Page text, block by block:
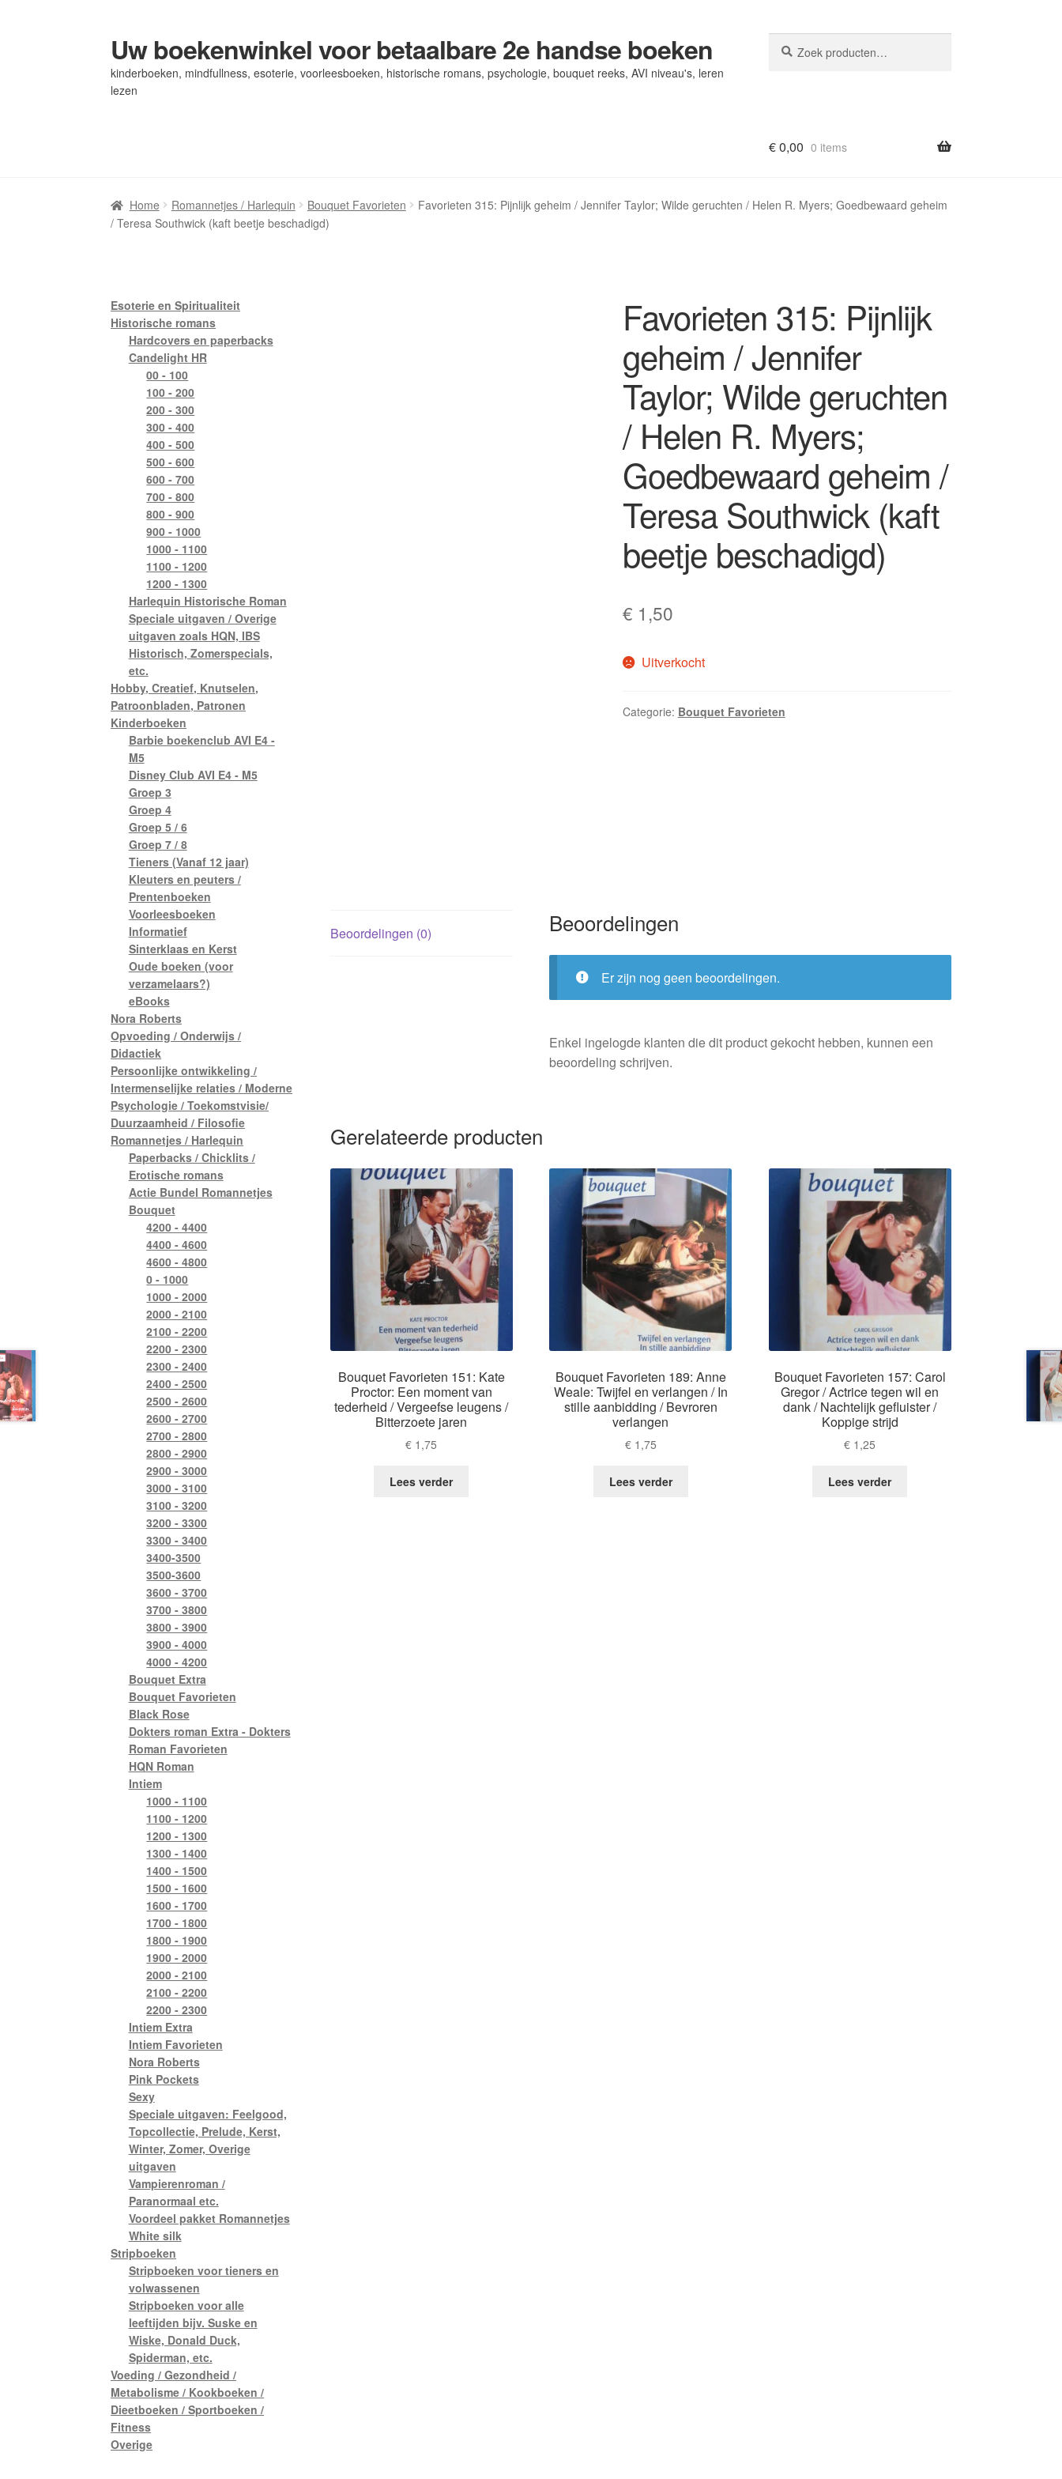
Ga
door
naar
Ga
naar
de
Uw boekenwinkel voor betaalbare 2e handse boeken
kinderboeken, mindfullness, esoterie, voorleesboeken, historische romans, psychologie, bouquet reeks, AVI niveau's, leren
lezen
naar:
€0,00 0 items
Home Romannetjes / Harlequin Bouquet Favorieten
Favorieten 315: Pijnlijk geheim / Jennifer Taylor; Wilde geruchten / Helen R. Myers; Goedbewaard geheim
/ Teresa Southwick (kaft beetje beschadigd)
Favorieten 315: Pijnlijk
geheim / Jennifer
Taylor; Wilde geruchten
/ Helen R. Myers;
Goedbewaard geheim /
Teresa Southwick (kaft
beetje beschadigd)
€ 1,50
Uitverkocht
Categorie: Bouquet Favorieten
Beoordelingen (0) Beoordelingen
Er zijn nog geen beoordelingen.
Enkel ingelogde klanten die dit product gekocht hebben, kunnen een
beoordeling schrijven.
Gerelateerde producten
Bouquet Favorieten 151: Kate
Proctor: Een moment van
tederheid / Vergeefse leugens /
Bitterzoete jaren
€ 1,75
Lees verder
Bouquet Favorieten 189: Anne
Weale: Twijfel en verlangen / In
stille aanbidding / Bevroren
verlangen
€1,75
Lees verder
Bouquet Favorieten 157: Carol
Gregor / Actrice tegen wil en
dank / Nachtelijk gefluister /
Koppige strijd
€ 1,25
Lees verder
Esoterie en Spiritualiteit
Historische romans
Hardcovers en paperbacks
Candelight HR
00 - 100
100 - 200
200 - 300
300 - 400
400 - 500
500 - 600
600 - 700
700 - 800
800 - 900
900 - 1000
1000 - 1100
1100 - 1200
1200 - 1300
Harlequin Historische Roman
Speciale uitgaven / Overige
uitgaven zoals HQN, IBS
Historisch, Zomerspecials,
etc.
Hobby, Creatief, Knutselen,
Patroonbladen, Patronen
Kinderboeken
Barbie boekenclub AVI E4 -
M5
Disney Club AVI E4 - M5
Groep 3
Groep 4
Groep 5 / 6
Groep 7 / 8
Tieners (Vanaf 12 jaar)
Kleuters en peuters /
Prentenboeken
Voorleesboeken
Informatief
Sinterklaas en Kerst
Oude boeken (voor
verzamelaars?)
eBooks
Nora Roberts
Opvoeding / Onderwijs /
Didactiek
Persoonlijke ontwikkeling /
Intermenselijke relaties / Moderne
Psychologie / Toekomstvisie/
Duurzaamheid / Filosofie
Romannetjes / Harlequin
Paperbacks / Chicklits /
Erotische romans
Actie Bundel Romannetjes
Bouquet
4200 - 4400
4400 - 4600
4600 - 4800
0 - 1000
1000 - 2000
2000 - 2100
2100 - 2200
2200 - 2300
2300 - 2400
2400 - 2500
2500 - 2600
2600 - 2700
2700 - 2800
2800 - 2900
2900 - 3000
3000 - 3100
3100 - 3200
3200 - 3300
3300 - 3400
3400-3500
3500-3600
3600 - 3700
3700 - 3800
3800 - 3900
3900 - 4000
4000 - 4200
Bouquet Extra
Bouquet Favorieten
Black Rose
Dokters roman Extra - Dokters
Roman Favorieten
HQN Roman
Intiem
1000 - 1100
1100 - 1200
1200 - 1300
1300 - 1400
1400 - 1500
1500 - 1600
1600 - 1700
1700 - 1800
1800 - 1900
1900 - 2000
2000 - 2100
2100 - 2200
2200 - 2300
Intiem Extra
Intiem Favorieten
Nora Roberts
Pink Pockets
Sexy
Speciale uitgaven: Feelgood,
Topcollectie, Prelude, Kerst,
Winter, Zomer, Overige
uitgaven
Vampierenroman /
Paranormaal etc.
Voordeel pakket Romannetjes
White silk
Stripboeken
Stripboeken voor tieners en
volwassenen
Stripboeken voor alle
leeftijden bijv. Suske en
Wiske, Donald Duck,
Spiderman, etc.
Voeding / Gezondheid /
Metabolisme / Kookboeken /
Dieetboeken / Sportboeken /
Fitness
Overige